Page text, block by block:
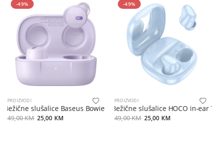
-49%
PROIZVODI
Bežične slušalice Baseus Bowie E18 purple
49,00 KM 25,00 KM
-49%
PROIZVODI
Bežične slušalice HOCO in-ear
49,00 KM 25,00 KM